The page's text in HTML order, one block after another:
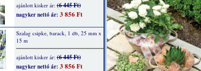
ajánlott kisker ár:(6 445 Ft)
nagyker nettó ár: 3 856 Ft
Szalag csipke, barack, 1 db, 25 mm x
15 m
ajánlott kisker ár:(6 445 Ft)
nagyker nettó ár: 3 856 Ft